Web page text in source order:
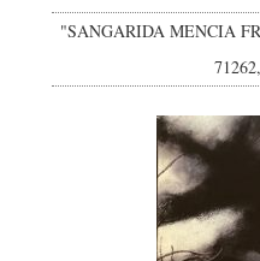
"SANGARIDA MENCIA